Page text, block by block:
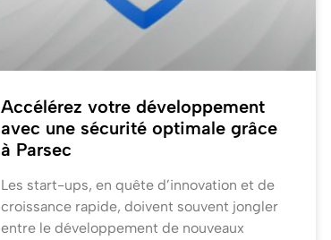
Accélérez votre développement
avec une sécurité optimale grâce
à Parsec
Les start-ups, en quête d’innovation et de
croissance rapide, doivent souvent jongler
entre le développement de nouveaux